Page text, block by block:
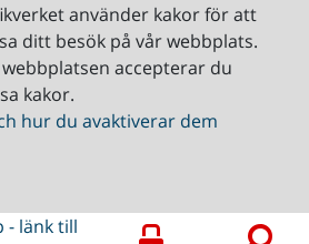
använder kakor för att
ditt besök på vår webbplats.
accepterar du
kakor.
hur du avaktiverar dem